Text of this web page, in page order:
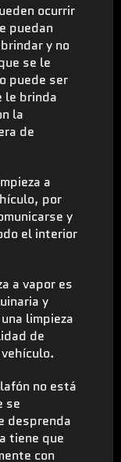
ocurrir
puedan
y no
se le
puede ser
le brinda
la
de
a
por
y
el interior
a vapor es
y
limpieza
de
no está
se
desprenda
tiene que
con